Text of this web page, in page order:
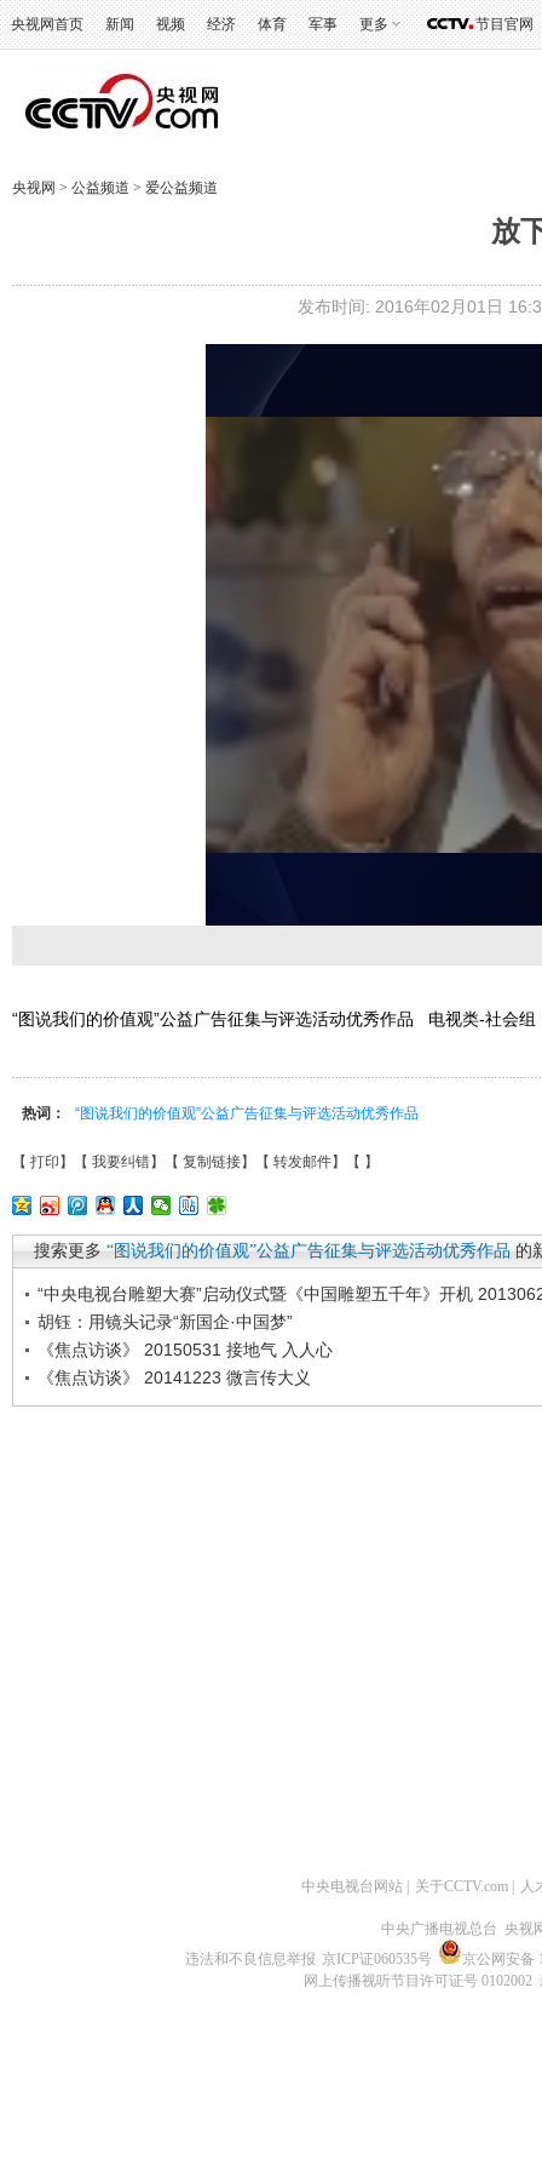
央视网首页 新闻 视频 经济 体育 军事 更多 节目官网
央视网 > 公益频道 > 爱公益频道
放
发布时间: 2016年02月01日
“图说我们的价值观”公益广告征集与评选活动优秀作品 电视类-社会
热词： “图说我们的价值观”公益广告征集与评选活动优秀作品
【 打印 】【 我要纠错】【 复制链接】【 转发邮件】【 】
搜索更多 “图说我们的价值观”公益广告征集与评选活动优秀作品 的
“中央电视台雕塑大赛”启动仪式暨《中国雕塑五千年》开机
胡钰：用镜头记录“新国企·中国梦”
《焦点访谈》 20150531 接地气 入人心
《焦点访谈》 20141223 微言传大义
中央电视台网站 | 关于CCTV.com | 人
中央广播电视总台 央视
违法和不良信息举报 京ICP证060535号
京公网安备
网上传播视听节目许可证号 0102002